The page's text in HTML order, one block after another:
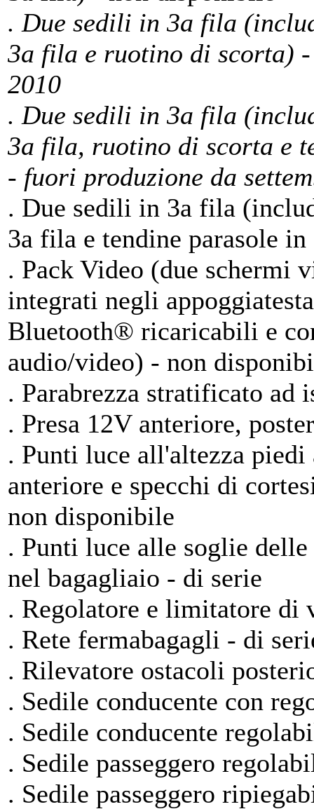
. Due sedili in 3a fila
3a fila e ruotino di scorta)
2010
. Due sedili in 3a fila
3a fila, ruotino di scorta e
- fuori produzione da
. Due sedili in 3a fila
3a fila e tendine parasole
. Pack Video (due schermi
integrati negli
Bluetooth® ricaricabili e
audio/video) - non
. Parabrezza stratificato ad
. Presa 12V anteriore,
. Punti luce all'altezza
anteriore e specchi di
non disponibile
. Punti luce alle soglie
nel bagagliaio - di serie
. Regolatore e limitatore di
. Rete fermabagagli - di
. Rilevatore ostacoli
. Sedile conducente con
. Sedile conducente
. Sedile passeggero
. Sedile passeggero